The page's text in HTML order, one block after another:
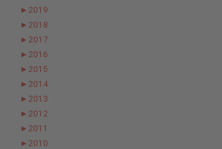
► 2019
► 2018
► 2017
► 2016
► 2015
► 2014
► 2013
► 2012
► 2011
► 2010